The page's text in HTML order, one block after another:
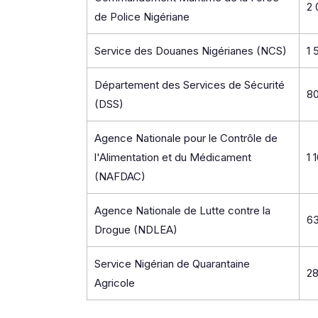
de Police Nigériane
2
Service des Douanes Nigérianes (NCS) 1
Département des Services de Sécurité
(DSS)
Agence Nationale pour le Contrôle de
l'Alimentation et du Médicament
(NAFDAC)
1
Agence Nationale de Lutte contre la
Drogue (NDLEA)
Service Nigérian de Quarantaine
Agricole